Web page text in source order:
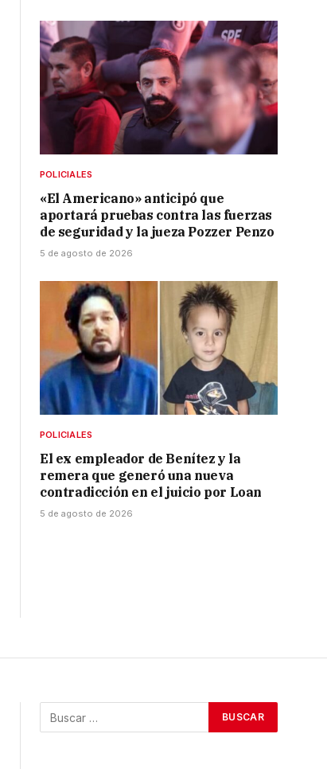
POLICIALES
«El Americano» anticipó que
aportará pruebas contra las fuerzas
de seguridad y la jueza Pozzer Penzo
5 de agosto de 2026
POLICIALES
El ex empleador de Benítez y la
remera que generó una nueva
contradicción en el juicio por Loan
5 de agosto de 2026